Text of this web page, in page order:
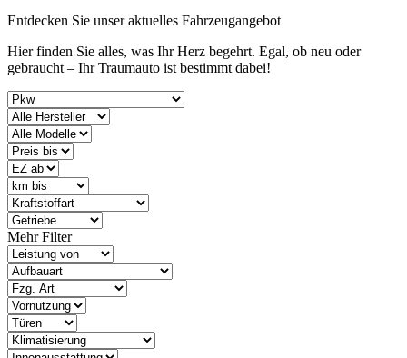
Entdecken Sie unser aktuelles Fahrzeugangebot
Hier finden Sie alles, was Ihr Herz begehrt. Egal, ob neu oder
gebraucht – Ihr Traumauto ist bestimmt dabei!
Mehr Filter